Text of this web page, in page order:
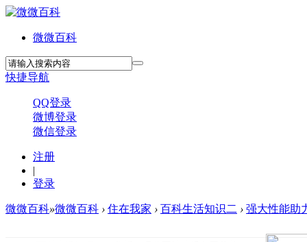
微微百科
快捷导航
QQ登录
微博登录
微信登录
注册
|
登录
微微百科»微微百科 › 住在我家 › 百科生活知识二 › 强大性能助